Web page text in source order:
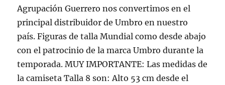
Agrupación Guerrero nos convertimos en el
principal distribuidor de Umbro en nuestro
país. Figuras de talla Mundial como desde abajo
con el patrocinio de la marca Umbro durante la
temporada. MUY IMPORTANTE: Las medidas de
la camiseta Talla 8 son: Alto 53 cm desde el